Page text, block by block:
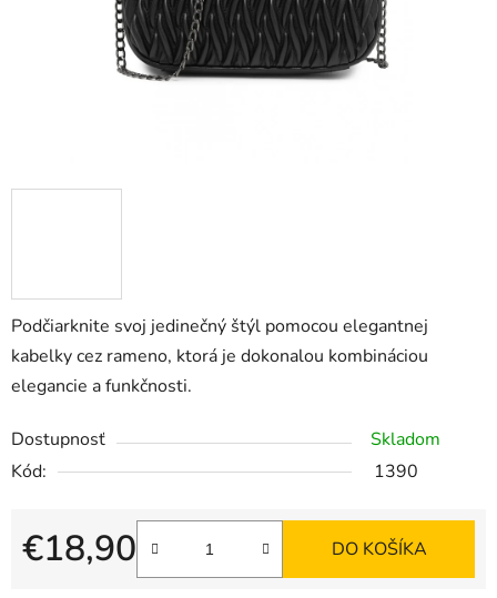
Podčiarknite svoj jedinečný štýl pomocou elegantnej
kabelky cez rameno, ktorá je dokonalou kombináciou
elegancie a funkčnosti.
Dostupnosť
Skladom
Kód:
1390
€18,90
Jednotková cena:
DO KOŠÍKA